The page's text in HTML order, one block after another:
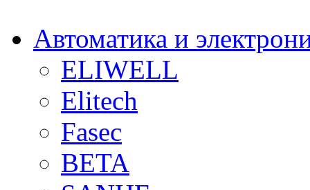
Автоматика и
ELIWELL
Elitech
Fasec
BETA